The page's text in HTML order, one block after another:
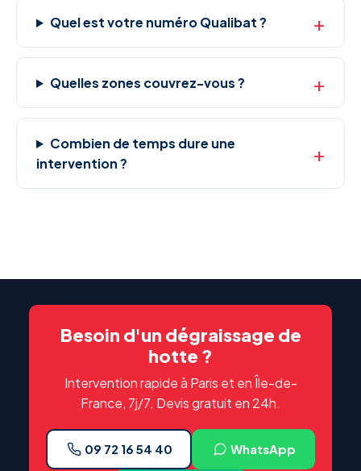
Quel est votre numéro Qualibat ?
Quelles zones couvrez-vous ?
Combien de temps dure une
intervention ?
Besoin d'un dégraissage de
hotte ?
Intervention rapide à Paris et en Île-de-
France, 7j/7. Devis gratuit en 24h.
09 72 16 54 40 WhatsApp